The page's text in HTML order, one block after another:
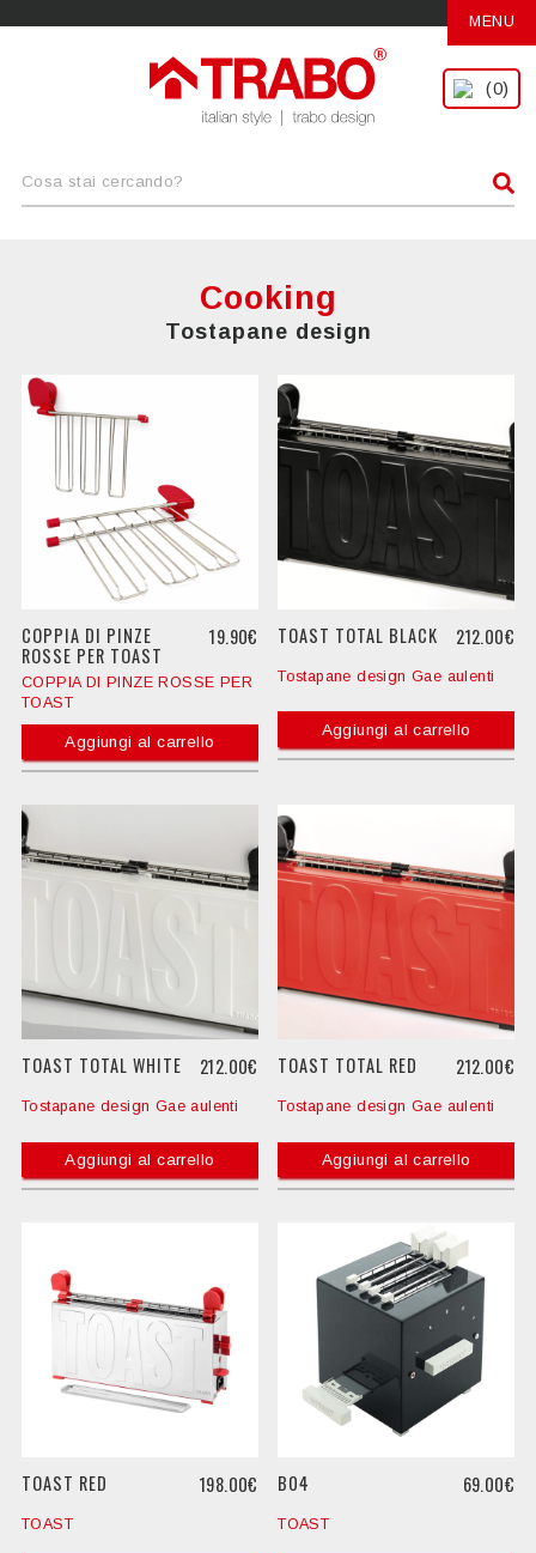
MENU
(0)
Cooking
Tostapane design
COPPIA DI PINZE
ROSSE PER TOAST
19.90€
COPPIA DI PINZE ROSSE PER
TOAST
Aggiungi al carrello
TOAST TOTAL BLACK 212.00€
Tostapane design Gae aulenti
Aggiungi al carrello
TOAST TOTAL WHITE 212.00€
Tostapane design Gae aulenti
Aggiungi al carrello
TOAST TOTAL RED 212.00€
Tostapane design Gae aulenti
Aggiungi al carrello
TOAST RED 198.00€
TOAST
B04 69.00€
TOAST